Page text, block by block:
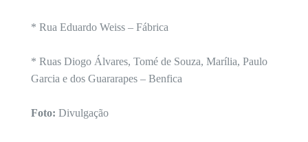
* Rua Eduardo Weiss – Fábrica
* Ruas Diogo Álvares, Tomé de Souza, Marília, Paulo
Garcia e dos Guararapes – Benfica
Foto: Divulgação